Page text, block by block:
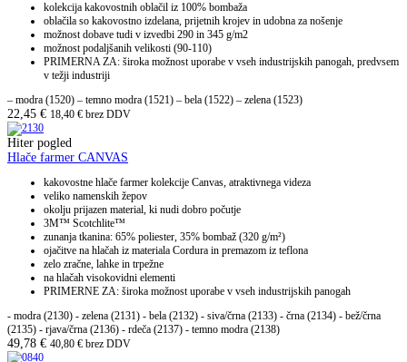
kolekcija kakovostnih oblačil iz 100% bombaža
oblačila so kakovostno izdelana, prijetnih krojev in udobna za nošenje
možnost dobave tudi v izvedbi 290 in 345 g/m2
možnost podaljšanih velikosti (90-110)
PRIMERNA ZA: široka možnost uporabe v vseh industrijskih panogah, predvsem
v težji industriji
– modra (1520) – temno modra (1521) – bela (1522) – zelena (1523)
22,45 € 18,40 € brez DDV
Hiter pogled
Hlače farmer CANVAS
kakovostne hlače farmer kolekcije Canvas, atraktivnega videza
veliko namenskih žepov
okolju prijazen material, ki nudi dobro počutje
3M™ Scotchlite™
zunanja tkanina: 65% poliester, 35% bombaž (320 g/m²)
ojačitve na hlačah iz materiala Cordura in premazom iz teflona
zelo zračne, lahke in trpežne
na hlačah visokovidni elementi
PRIMERNE ZA: široka možnost uporabe v vseh industrijskih panogah
- modra (2130) - zelena (2131) - bela (2132) - siva/črna (2133) - črna (2134) - bež/črna
(2135) - rjava/črna (2136) - rdeča (2137) - temno modra (2138)
49,78 € 40,80 € brez DDV